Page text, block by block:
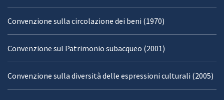
Convenzione sulla circolazione dei beni (1970)
Convenzione sul Patrimonio subacqueo (2001)
Convenzione sulla diversità delle espressioni culturali (2005)